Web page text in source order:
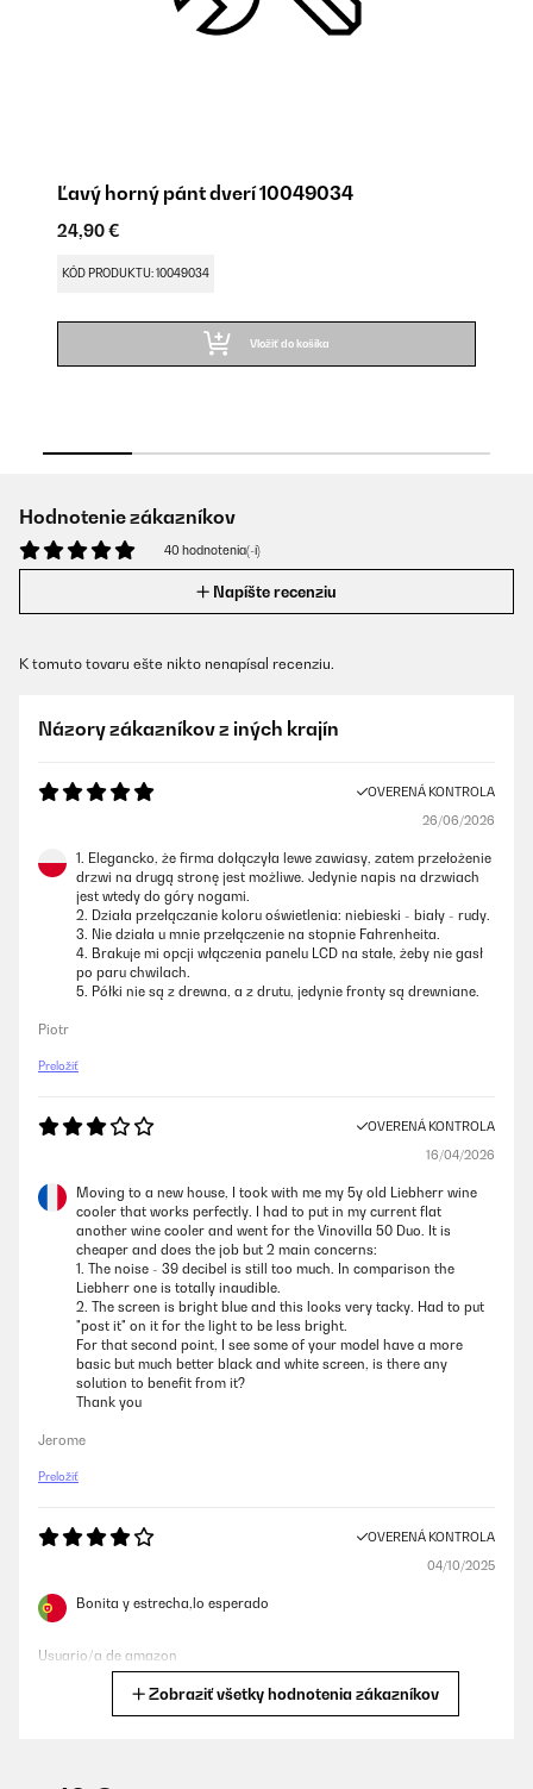
Ľavý horný pánt dverí 10049034
24,90 €
KÓD PRODUKTU: 10049034
Vložiť do košíka
Hodnotenie zákazníkov
40 hodnotenia(-í)
Napíšte recenziu
K tomuto tovaru ešte nikto nenapísal recenziu.
Názory zákazníkov z iných krajín
OVERENÁ KONTROLA
26/06/2026
1. Elegancko, że firma dołączyła lewe zawiasy, zatem przełożenie
drzwi na drugą stronę jest możliwe. Jedynie napis na drzwiach
jest wtedy do góry nogami.
2. Działa przełączanie koloru oświetlenia: niebieski - biały - rudy.
3. Nie działa u mnie przełączenie na stopnie Fahrenheita.
4. Brakuje mi opcji włączenia panelu LCD na stałe, żeby nie gasł
po paru chwilach.
5. Półki nie są z drewna, a z drutu, jedynie fronty są drewniane.
Piotr
Preložiť
OVERENÁ KONTROLA
16/04/2026
Moving to a new house, I took with me my 5y old Liebherr wine
cooler that works perfectly. I had to put in my current flat
another wine cooler and went for the Vinovilla 50 Duo. It is
cheaper and does the job but 2 main concerns:
1. The noise - 39 decibel is still too much. In comparison the
Liebherr one is totally inaudible.
2. The screen is bright blue and this looks very tacky. Had to put
"post it" on it for the light to be less bright.
For that second point, I see some of your model have a more
basic but much better black and white screen, is there any
solution to benefit from it?
Thank you
Jerome
Preložiť
OVERENÁ KONTROLA
04/10/2025
Bonita y estrecha,lo esperado
Usuario/a de amazon
Zobraziť všetky hodnotenia zákazníkov